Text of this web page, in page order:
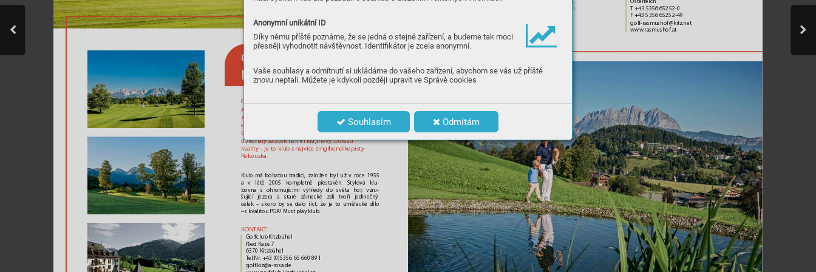
Anonymní unikátní ID
Díky němu příště poznáme, že se jedná o stejné zařízení, a budeme tak moci
přesněji vyhodnotit návštěvnost. Identifikátor je zcela anonymní.
Vaše souhlasy a odmítnutí si ukládáme do vašeho zařízení, abychom se vás už příště
znovu neptali. Můžete je kdykoli později upravit ve Správě cookies
Souhlasím Odmítám
KONTAKT:
Golfclub Kitzbühel
Ried Kaps 7
6370 Kitzbühel
Tel.Nr. +43 (0)5356 65 660 891
golf.kiz@a-rosa.de
Golfclub Kitzbühel, který možná znáte pod
jeho druhým jménem Kaps, byl mnohokrát
z volen nejlepší devítkou Rakouska. Nádherný
design, dva ostrovní g , hřiště v podstatě
bez rafů, každá jamka zcela jiná než ostatní,
dokonalý zážitek herní i krajinový. Doklad
kvality – je to klub s nejvíce singlhendikepisty
Rakouska.
Klub má bohatou tradici, založen byl už v roce 1955
a v létě 2005 kompletně přestavěn. Stylová klu-
bovna s ohromujícími výhledy do světa hor, vzru-
šující jezera a staré zámecké zdi tvoří jedinečný
celek – skoro by se dalo říct, že je to umělecké dílo
– s kvalitou PGA! Must play klub.
Gol
Ki tzbühel
Österreich
T +43 5356 65252-0
F +43 5356 65252-49
golf-rasmushof@kitz.net
www.rasmushof.at
jamky 6–9, které překonávají nejv
z-
ými